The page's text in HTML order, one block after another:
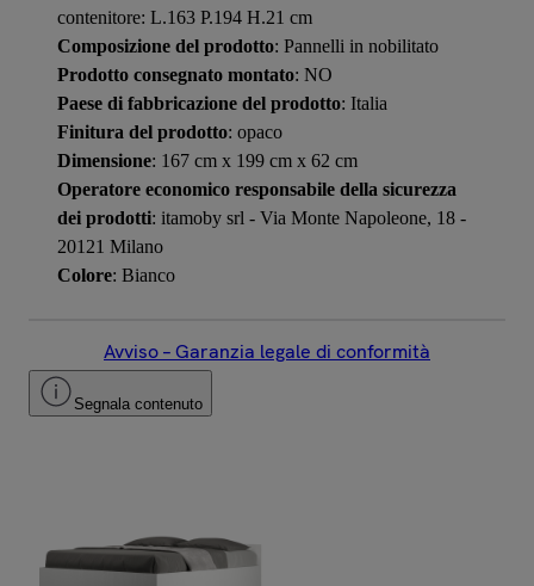
contenitore: L.163 P.194 H.21 cm
Composizione del prodotto: Pannelli in nobilitato
Prodotto consegnato montato: NO
Paese di fabbricazione del prodotto: Italia
Finitura del prodotto: opaco
Dimensione: 167 cm x 199 cm x 62 cm
Operatore economico responsabile della sicurezza
dei prodotti: itamoby srl - Via Monte Napoleone, 18 -
20121 Milano
Colore: Bianco
Avviso – Garanzia legale di conformità
Segnala contenuto